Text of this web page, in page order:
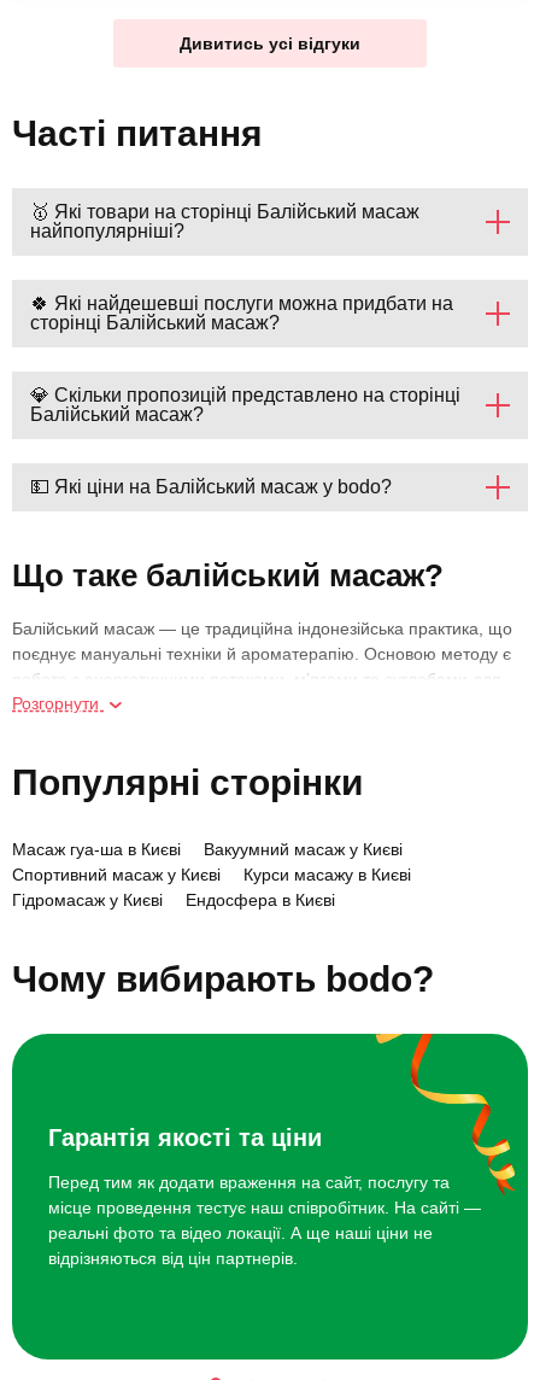
Дивитись усі відгуки
Часті питання
🥇 Які товари на сторінці Балійський масаж
найпопулярніші?
🍀 Які найдешевші послуги можна придбати на
сторінці Балійський масаж?
💎 Скільки пропозицій представлено на сторінці
Балійський масаж?
💵 Які ціни на Балійський масаж у bodo?
Що таке балійський масаж?
Балійський масаж — це традиційна індонезійська практика, що
поєднує мануальні техніки й ароматерапію. Основою методу є
робота з енергетичними потоками, м’язами та суглобами для
відновлення гармонії. Він допомагає знизити рівень стресу,
Історія та традиції балійського
Коріння балійського масажу сягає давніх практик індонезійських
островів, де місцеві цілителі поєднували знання індійської,
досягти гармонії духу й тіла. З часом ця техніка поширилася
салонах усього світу.
Як підготуватися до балійського
масажу
За 1,5–2 години до сеансу рекомендується не вживати важкої їжі
та алкоголю. Перед процедурою краще прийняти легкий душ і
зняти прикраси. Одяг обирайте зручний і такий, що легко
знімається. Важливо повідомити майстра про хронічні
Балійський масаж — глибоко релаксуюча процедура. Майстри
Розгорнути
Популярні сторінки
Масаж гуа-ша в Києві
Вакуумний масаж у Києві
Спортивний масаж у Києві
Курси масажу в Києві
Гідромасаж у Києві
Ендосфера в Києві
Чому вибирають bodo?
Гарантія якості та ціни
Перед тим як додати враження на сайт, послугу та
місце проведення тестує наш співробітник. На сайті —
реальні фото та відео локації. А ще наші ціни не
відрізняються від цін партнерів.